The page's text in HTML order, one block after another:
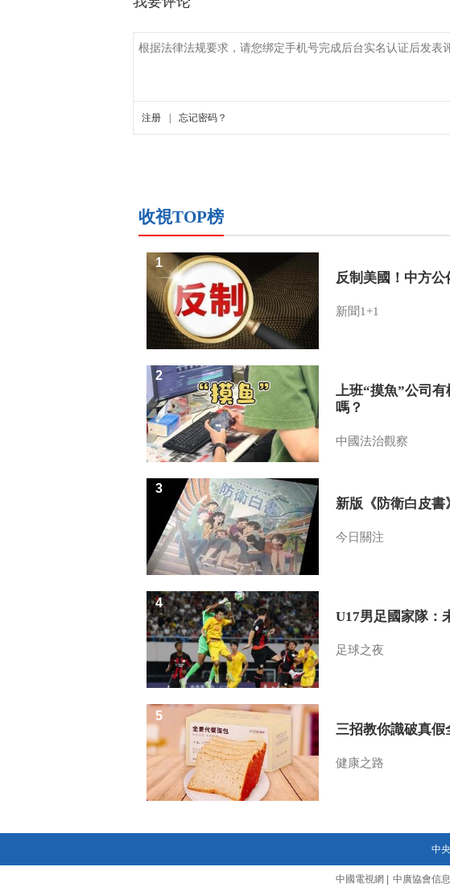
收視TOP榜
反制美國！中方公
新聞1+1
1
上班“摸魚”公司有
嗎？
中國法治觀察
2
新版《防衛白皮書
今日關注
3
U17男足國家隊：
足球之夜
4
三招教你識破真假
健康之路
5
中
中國電視網 中廣協會信